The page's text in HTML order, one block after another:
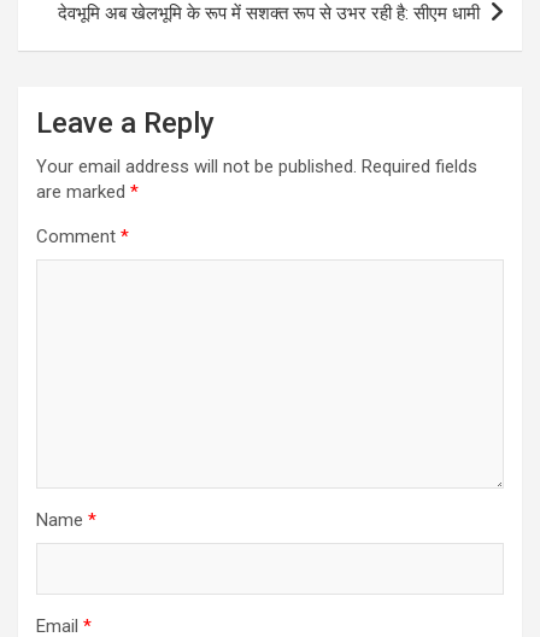
देवभूमि अब खेलभूमि के रूप में सशक्त रूप से उभर रही है: सीएम धामी
Leave a Reply
Your email address will not be published. Required fields
are marked *
Comment *
Name *
Email *